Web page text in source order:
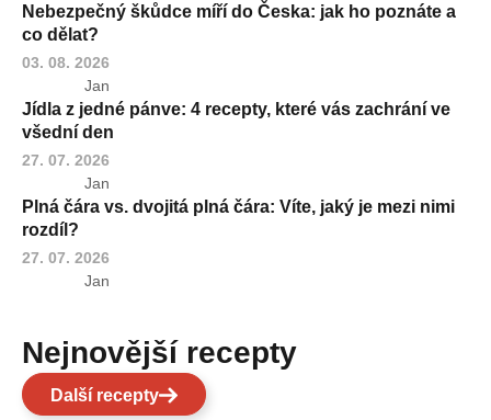
Nebezpečný škůdce míří do Česka: jak ho poznáte a
co dělat?
03. 08. 2026
Jan
Jídla z jedné pánve: 4 recepty, které vás zachrání ve
všední den
27. 07. 2026
Jan
Plná čára vs. dvojitá plná čára: Víte, jaký je mezi nimi
rozdíl?
27. 07. 2026
Jan
Nejnovější recepty
Další recepty